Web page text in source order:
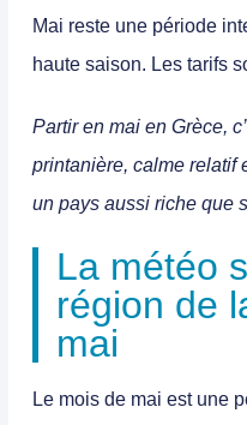
Mai reste une période
haute saison. Les tarifs
Partir en mai en Grèce,
printanière, calme relatif
un pays aussi riche que
La météo
région de
mai
Le mois de mai est une